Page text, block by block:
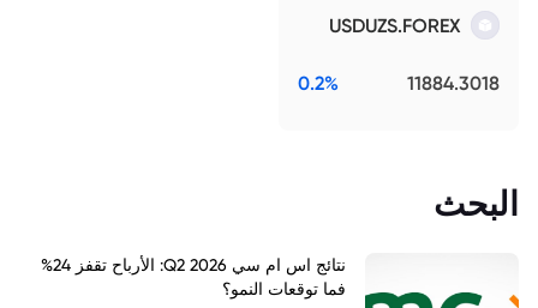
USDUZS.FOREX
11884.3018
0.2%
البحث
نتائج اس ام سي Q2 2026: الأرباح تقفز 24%
فما توقعات النمو؟